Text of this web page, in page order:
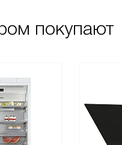
покупают